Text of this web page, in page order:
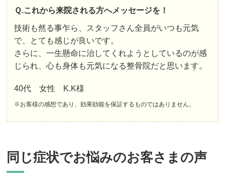
Ｑ.これから来院される方へメッセージを！
技術も然る事乍ら、スタッフさん全員がいつも元気
で、とても感じが良いです。
さらに、一生懸命に治してくれようとしているのが感
じられ、心も身体も元気になる整骨院だと思います。
40代 女性 K.K様
※お客様の感想であり、効果効能を保証するものではありません。
同じ症状でお悩みのお客さまの声